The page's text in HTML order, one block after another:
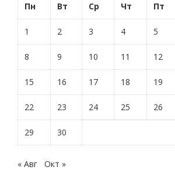
Пн Вт Ср Чт Пт
1 2 3 4 5
8 9 10 11 12
15 16 17 18 19
22 23 24 25 26
29 30
« Авг Окт »